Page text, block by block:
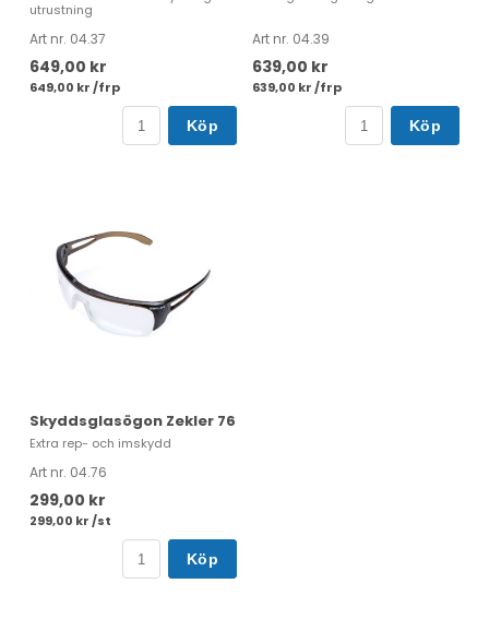
utrustning
Art nr. 04.37
649,00 kr
649,00 kr /frp
Köp
Art nr. 04.39
639,00 kr
639,00 kr /frp
Köp
Skyddsglasögon Zekler 76
Extra rep- och imskydd
Art nr. 04.76
299,00 kr
299,00 kr /st
Köp